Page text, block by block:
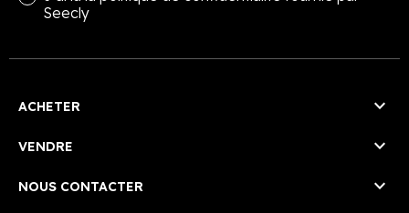
Seecly
ACHETER 
VENDRE 
NOUS CONTACTER 